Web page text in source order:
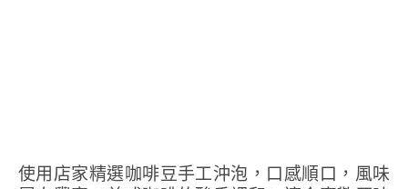
使用店家精選咖啡豆手工沖泡，口感順口，風味